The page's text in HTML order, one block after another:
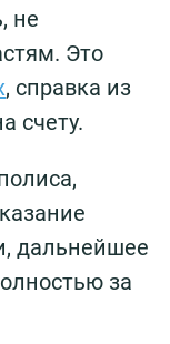
не
Это
, справка из
счету.
дальнейшее
за